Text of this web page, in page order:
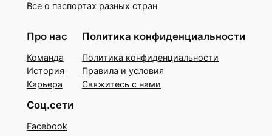
Все о паспортах разных стран
Про нас
Команда
История
Карьера
Политика конфиденциальности
Политика конфиденциальности
Правила и условия
Свяжитесь с нами
Соц.сети
Facebook